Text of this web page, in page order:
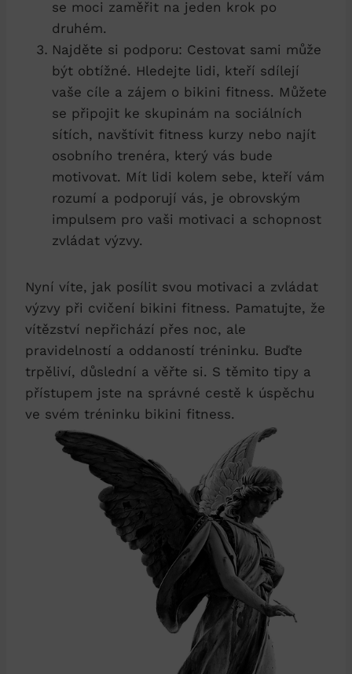
se‍ moci zaměřit na jeden krok po
druhém.
Najděte si podporu: Cestovat sami‍ může
být⁣ obtížné. Hledejte lidi, ⁢kteří sdílejí
vaše cíle a zájem o bikini fitness. Můžete
se připojit‌ ke skupinám na sociálních
sítích, navštívit fitness kurzy‌ nebo najít
osobního trenéra, který vás bude‍
motivovat. Mít lidi‌ kolem sebe, kteří vám
rozumí ‍a podporují vás, je obrovským
impulsem pro ‍vaši motivaci‌ a schopnost
zvládat ⁣výzvy.
Nyní⁢ víte, jak⁢ posílit⁣ svou motivaci a zvládat
výzvy při cvičení bikini​ fitness.⁢ Pamatujte, že
vítězství nepřichází⁢ přes ‌noc, ale
pravidelností a oddaností tréninku. Buďte
trpěliví, důslední a věřte si. ⁢S těmito tipy ⁣a
přístupem jste na správné⁤ cestě k úspěchu
ve svém tréninku bikini fitness.